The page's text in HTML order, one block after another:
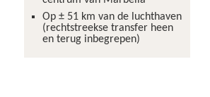
Op ± 51 km van de luchthaven
(rechtstreekse transfer heen
en terug inbegrepen)